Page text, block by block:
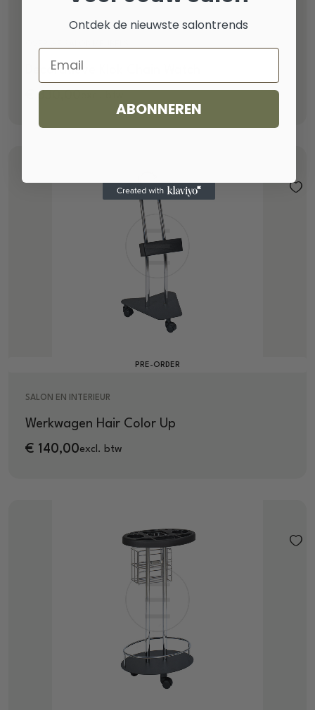
Decoratieve Klok Chain Watch
330,00
PRE-ORDER
SALON EN INTERIEUR
Werkwagen Hair Color Up
€ 140,00excl. btw
Ontdek de nieuwste salontrends
Email
ABONNEREN